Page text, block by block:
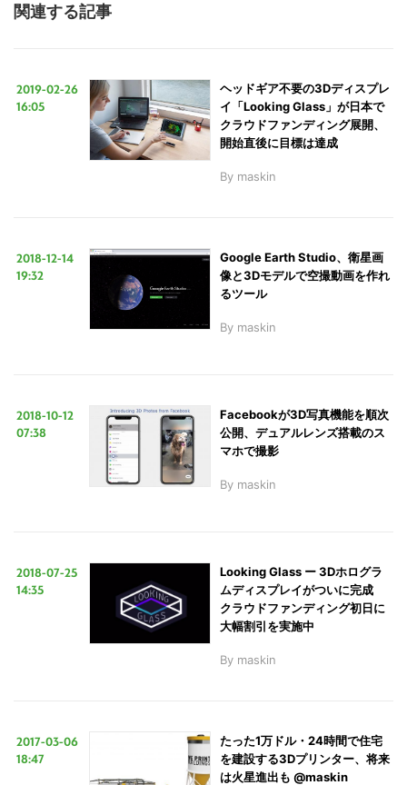
関連する記事
2019-02-26
16:05
ヘッドギア不要の3Dディスプレ
イ「Looking Glass」が日本で
クラウドファンディング展開、
開始直後に目標は達成
By maskin
2018-12-14
19:32
Google Earth Studio、衛星画
像と3Dモデルで空撮動画を作れ
るツール
By maskin
2018-10-12
07:38
Facebookが3D写真機能を順次
公開、デュアルレンズ搭載のス
マホで撮影
By maskin
2018-07-25
14:35
Looking Glass ー 3Dホログラ
ムディスプレイがついに完成
クラウドファンディング初日に
大幅割引を実施中
By maskin
2017-03-06
18:47
たった1万ドル・24時間で住宅
を建設する3Dプリンター、将来
は火星進出も @maskin